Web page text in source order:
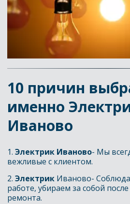
10 причин
именно
Иваново
1. Электрик Иваново- Мы
вежливые с клиентом.
2. Электрик Иваново-
работе, убираем за собой
ремонта.